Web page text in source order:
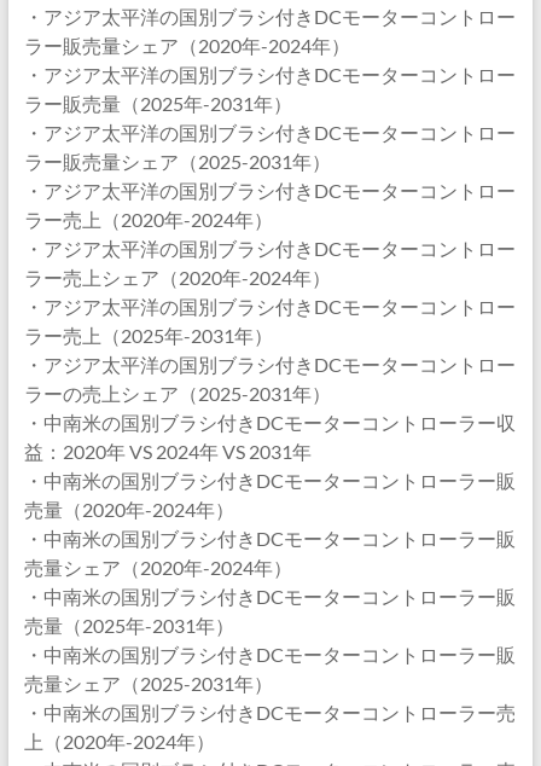
・アジア太平洋の国別ブラシ付きDCモーターコントロー
ラー販売量シェア（2020年-2024年）
・アジア太平洋の国別ブラシ付きDCモーターコントロー
ラー販売量（2025年-2031年）
・アジア太平洋の国別ブラシ付きDCモーターコントロー
ラー販売量シェア（2025-2031年）
・アジア太平洋の国別ブラシ付きDCモーターコントロー
ラー売上（2020年-2024年）
・アジア太平洋の国別ブラシ付きDCモーターコントロー
ラー売上シェア（2020年-2024年）
・アジア太平洋の国別ブラシ付きDCモーターコントロー
ラー売上（2025年-2031年）
・アジア太平洋の国別ブラシ付きDCモーターコントロー
ラーの売上シェア（2025-2031年）
・中南米の国別ブラシ付きDCモーターコントローラー収
益：2020年 VS 2024年 VS 2031年
・中南米の国別ブラシ付きDCモーターコントローラー販
売量（2020年-2024年）
・中南米の国別ブラシ付きDCモーターコントローラー販
売量シェア（2020年-2024年）
・中南米の国別ブラシ付きDCモーターコントローラー販
売量（2025年-2031年）
・中南米の国別ブラシ付きDCモーターコントローラー販
売量シェア（2025-2031年）
・中南米の国別ブラシ付きDCモーターコントローラー売
上（2020年-2024年）